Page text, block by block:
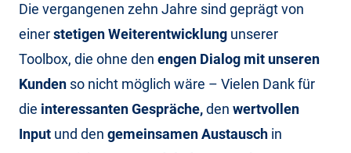
Die vergangenen zehn Jahre sind geprägt von
einerstetigen Weiterentwicklung unserer
Toolbox, die ohne den engen Dialog mit unseren
Kunden so nicht möglich wäre – Vielen Dank für
die interessanten Gespräche,den wertvollen
Input und den gemeinsamen Austausch in